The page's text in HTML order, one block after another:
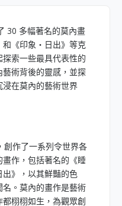
30 多幅著名的莫內畫
《印象・日出》等克
索一些最具代表性的
術背後的靈感，並探
在莫內的藝術世界
作了一系列令世界各
作，包括著名的《睡
》，以其鮮豔的色
。莫內的畫作是藝術
栩栩如生，為觀眾創